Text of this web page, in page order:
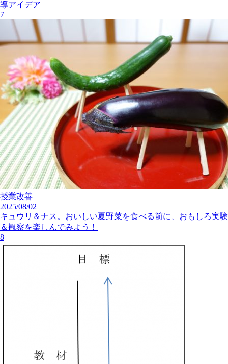
導アイデア
7
授業改善
2025/08/02
キュウリ＆ナス。おいしい夏野菜を食べる前に、おもしろ実験
＆観察を楽しんでみよう！
8